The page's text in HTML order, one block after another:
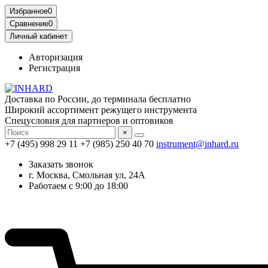
Избранное0
Сравнение0
Личный кабинет
Авторизация
Регистрация
Доставка по России, до терминала бесплатно
Широкий ассортимент режущего инструмента
Спецусловия для партнеров и оптовиков
×
+7 (495) 998 29 11 +7 (985) 250 40 70 instrument@inhard.ru
Заказать звонок
г. Москва, Смольная ул, 24А
Работаем с 9:00 до 18:00